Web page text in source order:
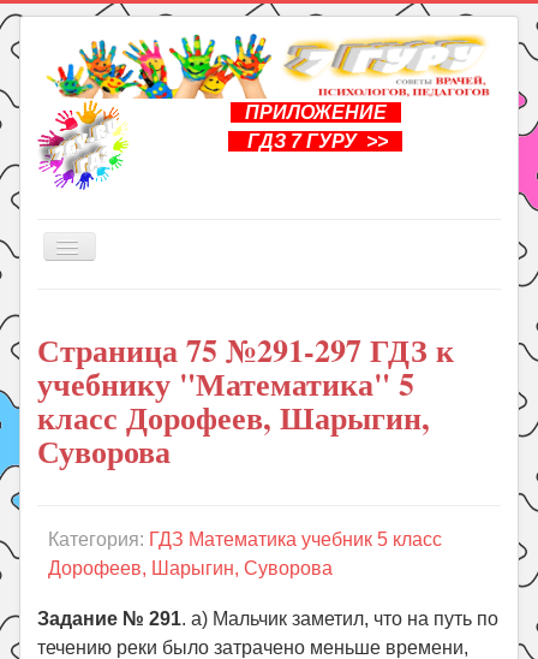
ПРИЛОЖЕНИЕ
ГДЗ 7 ГУРУ >>
Включить/
Книги
Рукоделие
Подготовка к школе
Уроки
Праздники
Летом!
Страница 75 №291-297 ГДЗ к
учебнику "Математика" 5
класс Дорофеев, Шарыгин,
Суворова
Категория: ГДЗ Математика учебник 5 класс
Дорофеев, Шарыгин, Суворова
Задание № 291. а) Мальчик заметил, что на путь по
течению реки было затрачено меньше времени,